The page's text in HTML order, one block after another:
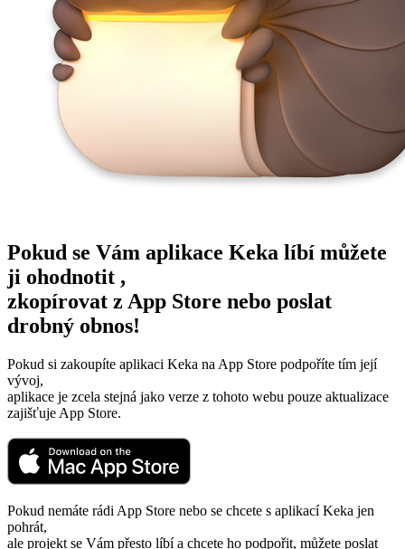
Pokud se Vám aplikace Keka líbí můžete
ji ohodnotit ,
zkopírovat z App Store nebo poslat
drobný obnos!
Pokud si zakoupíte aplikaci Keka na App Store podpoříte tím její
vývoj,
aplikace je zcela stejná jako verze z tohoto webu pouze aktualizace
zajišťuje App Store.
Pokud nemáte rádi App Store nebo se chcete s aplikací Keka jen
pohrát,
ale projekt se Vám přesto líbí a chcete ho podpořit, můžete poslat